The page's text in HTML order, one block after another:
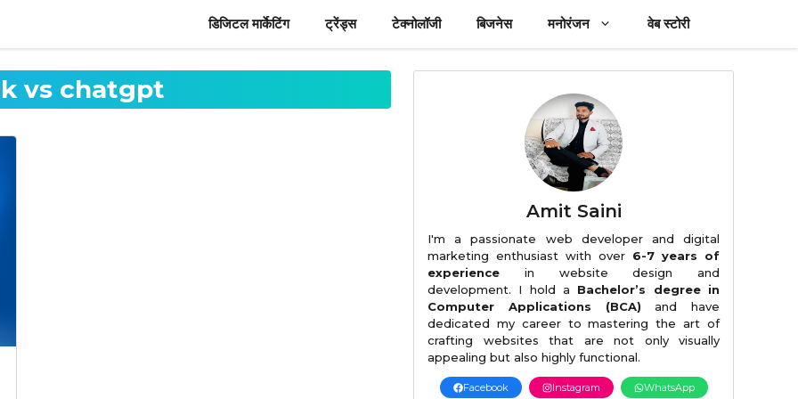
डिजिटल मार्केटिंग ट्रेंड्स टेक्नोलॉजी बिजनेस मनोरंजन वेब स्टोरी
vs chatgpt
Amit Saini
I'm a passionate web developer and digital
marketing enthusiast with over 6-7 years of
experience in website design and
development. I hold a Bachelor’s degree in
Computer Applications (BCA) and have
dedicated my career to mastering the art of
crafting websites that are not only visually
appealing but also highly functional.
Facebook Instagram WhatsApp